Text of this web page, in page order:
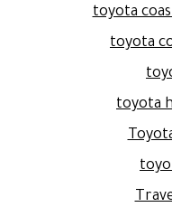
toyota
toyota
toyota